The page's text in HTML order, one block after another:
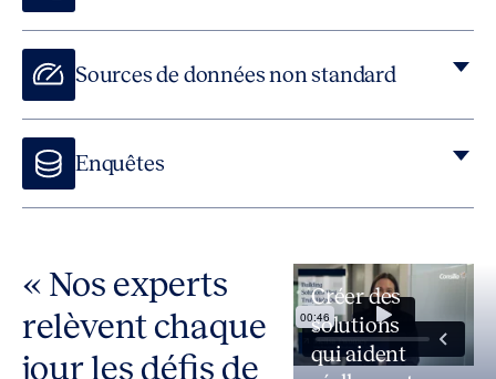
Sources de données non standard
Enquêtes
des stratégies de réduction des risques.
« Nos experts
relèvent chaque
jour les défis de
Créer des
solutions
qui aident